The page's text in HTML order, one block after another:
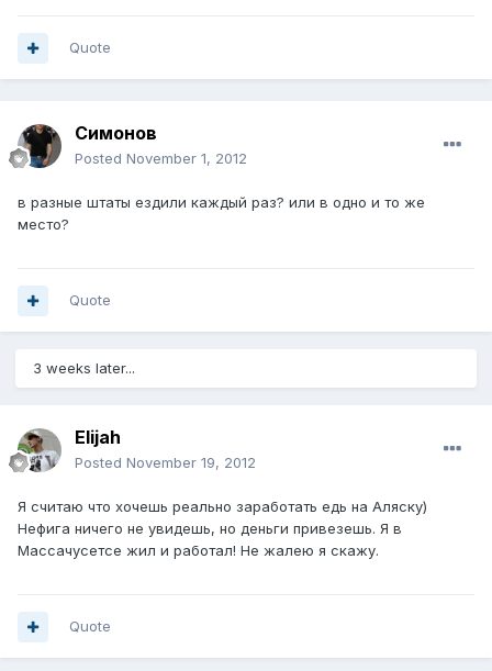
Quote
Симонов
Posted November 1, 2012
в разные штаты ездили каждый раз? или в одно и то же
место?
Quote
3 weeks later...
Elijah
Posted November 19, 2012
Я считаю что хочешь реально заработать едь на Аляску)
Нефига ничего не увидешь, но деньги привезешь. Я в
Массачусетсе жил и работал! Не жалею я скажу.
Quote